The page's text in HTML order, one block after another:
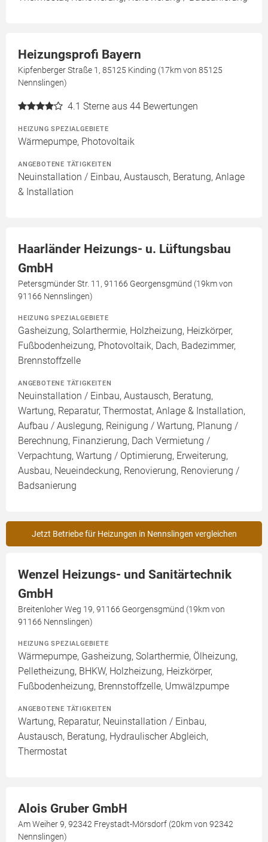
Heizungsprofi Bayern
Kipfenberger Straße 1, 85125 Kinding (17km von 85125
Nennslingen)
4.1 Sterne aus 44 Bewertungen
HEIZUNG SPEZIALGEBIETE
Wärmepumpe, Photovoltaik
ANGEBOTENE TÄTIGKEITEN
Neuinstallation / Einbau, Austausch, Beratung, Anlage
& Installation
Haarländer Heizungs- u. Lüftungsbau
GmbH
Petersgmünder Str. 11, 91166 Georgensgmünd (19km von
91166 Nennslingen)
HEIZUNG SPEZIALGEBIETE
Gasheizung, Solarthermie, Holzheizung, Heizkörper,
Fußbodenheizung, Photovoltaik, Dach, Badezimmer,
Brennstoffzelle
ANGEBOTENE TÄTIGKEITEN
Neuinstallation / Einbau, Austausch, Beratung,
Wartung, Reparatur, Thermostat, Anlage & Installation,
Aufbau / Auslegung, Reinigung / Wartung, Planung /
Berechnung, Finanzierung, Dach Vermietung /
Verpachtung, Wartung / Optimierung, Erweiterung,
Ausbau, Neueindeckung, Renovierung, Renovierung /
Badsanierung
Jetzt Betriebe für Heizungen in Nennslingen vergleichen
Wenzel Heizungs- und Sanitärtechnik
GmbH
Breitenloher Weg 19, 91166 Georgensgmünd (19km von
91166 Nennslingen)
HEIZUNG SPEZIALGEBIETE
Wärmepumpe, Gasheizung, Solarthermie, Ölheizung,
Pelletheizung, BHKW, Holzheizung, Heizkörper,
Fußbodenheizung, Brennstoffzelle, Umwälzpumpe
ANGEBOTENE TÄTIGKEITEN
Wartung, Reparatur, Neuinstallation / Einbau,
Austausch, Beratung, Hydraulischer Abgleich,
Thermostat
Alois Gruber GmbH
Am Weiher 9, 92342 Freystadt-Mörsdorf (20km von 92342
Nennslingen)